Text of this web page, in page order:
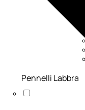
Pennelli Labbra